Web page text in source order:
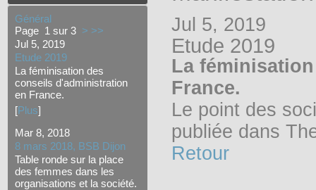
Général
Page 1 sur 3 > >>
Jul 5, 2019
Etude 2019
La féminisation des
conseils d'administration
en France.
[Plus]
Mar 8, 2018
8 mars 2018, BSB Dijon
Table ronde sur la place
des femmes dans les
organisations et la société.
Jul 5, 2019
Etude 2019
La
France.
Le point des
publiée dans
Retour